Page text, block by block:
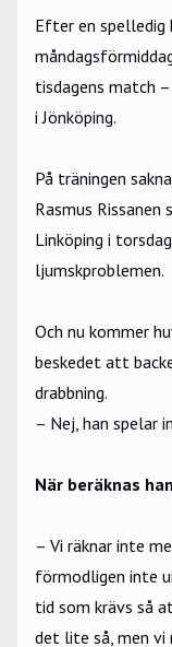
Efter en spelledig
tisdagens match –
i Jönköping.
På träningen
Rasmus
Linköping i
ljumskproblemen.
Och nu kommer
beskedet att
drabbning.
– Nej, han spelar
När beräknas
– Vi räknar inte
förmodligen inte
tid som krävs så
det lite så, men vi